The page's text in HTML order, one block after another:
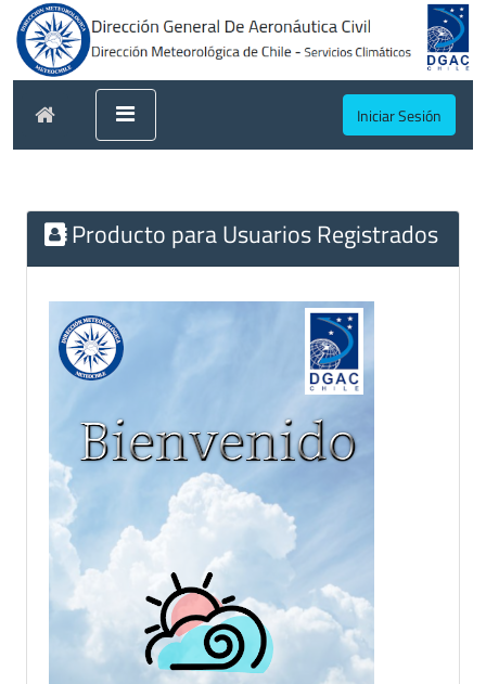
Iniciar Sesión
Producto para Usuarios Registrados